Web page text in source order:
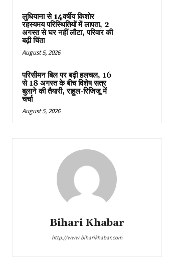
लुधियाना से 14वर्षीय किशोर
रहस्यमय परिस्थितियों में लापता, 2
अगस्त से घर नहीं लौटा, परिवार की
बढ़ी चिंता
August 5, 2026
परिसीमन बिल पर बढ़ी हलचल, 16
से 18 अगस्त के बीच विशेष सत्र
बुलाने की तैयारी, राहुल-रिजिजू में
चर्चा
August 5, 2026
Bihari Khabar
http://www.biharikhabar.com